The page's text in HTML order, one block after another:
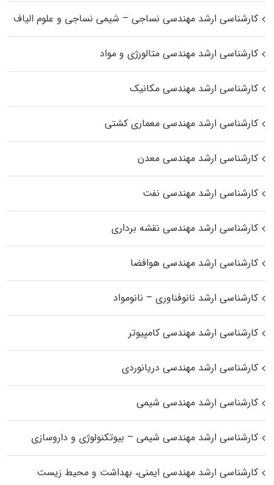
کارشناسی ارشد مهندسی نساجی – شیمی نساجی و علوم الیاف
کارشناسی ارشد مهندسی متالورژی و مواد
کارشناسی ارشد مهندسی مکانیک
کارشناسی ارشد مهندسی معماری کشتی
کارشناسی ارشد مهندسی معدن
کارشناسی ارشد مهندسی نفت
کارشناسی ارشد مهندسی نقشه برداری
کارشناسی ارشد مهندسی هوافضا
کارشناسی ارشد نانوفناوری – نانومواد
کارشناسی ارشد مهندسی کامپیوتر
کارشناسی ارشد مهندسی دریانوردی
کارشناسی ارشد مهندسی شیمی
کارشناسی ارشد مهندسی شیمی – بیوتکنولوژی و داروسازی
کارشناسی ارشد مهندسی ایمنی، بهداشت و محیط زیست